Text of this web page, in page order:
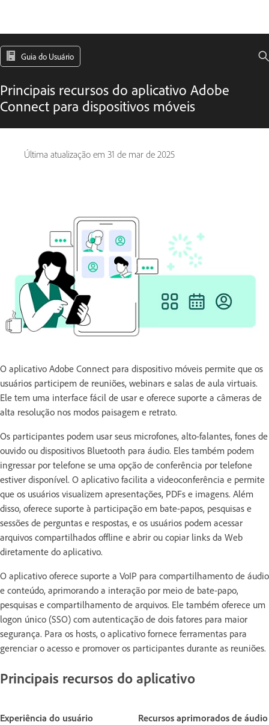
Guia do Usuário
Principais recursos do aplicativo Adobe
Connect para dispositivos móveis
Última atualização em 31 de mar de 2025
O aplicativo Adobe Connect para dispositivo móveis permite que os
usuários participem de reuniões, webinars e salas de aula virtuais.
Ele tem uma interface fácil de usar e oferece suporte a câmeras de
alta resolução nos modos paisagem e retrato.
Os participantes podem usar seus microfones, alto-falantes, fones de
ouvido ou dispositivos Bluetooth para áudio. Eles também podem
ingressar por telefone se uma opção de conferência por telefone
estiver disponível. O aplicativo facilita a videoconferência e permite
que os usuários visualizem apresentações, PDFs e imagens. Além
disso, oferece suporte à participação em bate-papos, pesquisas e
sessões de perguntas e respostas, e os usuários podem acessar
arquivos compartilhados offline e abrir ou copiar links da Web
diretamente do aplicativo.
O aplicativo oferece suporte a VoIP para compartilhamento de áudio
e conteúdo, aprimorando a interação por meio de bate-papo,
pesquisas e compartilhamento de arquivos. Ele também oferece um
logon único (SSO) com autenticação de dois fatores para maior
segurança. Para os hosts, o aplicativo fornece ferramentas para
gerenciar o acesso e promover os participantes durante as reuniões.
Principais recursos do aplicativo
Experiência do usuário
Recursos aprimorados de áudio